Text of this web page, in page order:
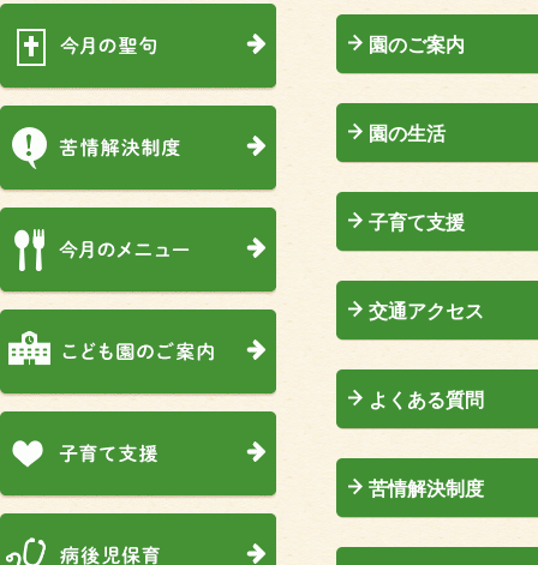
園のご案内
園の生活
子育て支援
交通アクセス
よくある質問
苦情解決制度